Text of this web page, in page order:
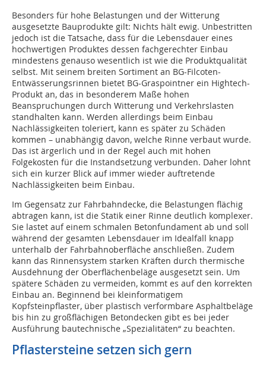
Besonders für hohe Belastungen und der Witterung
ausgesetzte Bauprodukte gilt: Nichts hält ewig. Unbestritten
jedoch ist die Tatsache, dass für die Lebensdauer eines
hochwertigen Produktes dessen fachgerechter Einbau
mindestens genauso wesentlich ist wie die Produktqualität
selbst. Mit seinem breiten Sortiment an BG-Filcoten-
Entwässerungsrinnen bietet BG-Graspointner ein Hightech-
Produkt an, das in besonderem Maße hohen
Beanspruchungen durch Witterung und Verkehrslasten
standhalten kann. Werden allerdings beim Einbau
Nachlässigkeiten toleriert, kann es später zu Schäden
kommen – unabhängig davon, welche Rinne verbaut wurde.
Das ist ärgerlich und in der Regel auch mit hohen
Folgekosten für die Instandsetzung verbunden. Daher lohnt
sich ein kurzer Blick auf immer wieder auftretende
Nachlässigkeiten beim Einbau.
Im Gegensatz zur Fahrbahndecke, die Belastungen flächig
abtragen kann, ist die Statik einer Rinne deutlich komplexer.
Sie lastet auf einem schmalen Betonfundament ab und soll
während der gesamten Lebensdauer im Idealfall knapp
unterhalb der Fahrbahnoberfläche anschließen. Zudem
kann das Rinnensystem starken Kräften durch thermische
Ausdehnung der Oberflächenbeläge ausgesetzt sein. Um
spätere Schäden zu vermeiden, kommt es auf den korrekten
Einbau an. Beginnend bei kleinformatigem
Kopfsteinpflaster, über plastisch verformbare Asphaltbeläge
bis hin zu großflächigen Betondecken gibt es bei jeder
Ausführung bautechnische „Spezialitäten“ zu beachten.
Pflastersteine setzen sich gern